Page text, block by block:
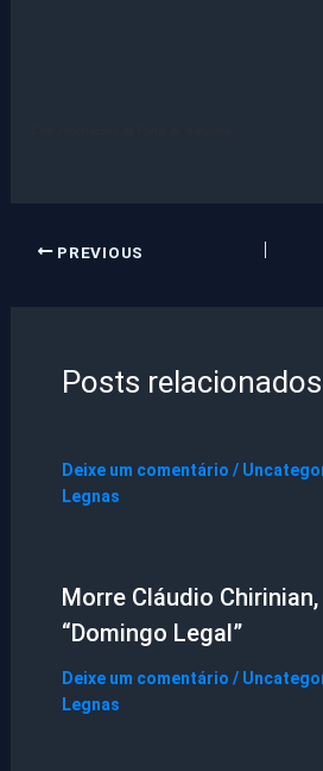
PREVIOUS
Posts relacionados
Deixe um comentário /
Legnas
Morre Cláudio Chirinian,
“Domingo Legal”
Deixe um comentário /
Legnas